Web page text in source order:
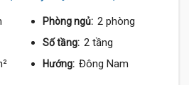
Phòng ngủ: 2 phòng
Số tầng: 2 tầng
Hướng: Đông Nam